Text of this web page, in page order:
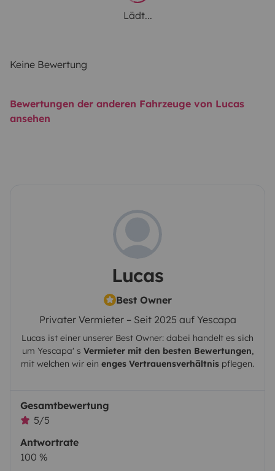
Lädt...
Keine Bewertung
Bewertungen der anderen Fahrzeuge von Lucas
ansehen
Lucas
Best Owner
Privater Vermieter – Seit 2025 auf Yescapa
Lucas ist einer unserer Best Owner: dabei handelt es sich
um Yescapa' s Vermieter mit den besten Bewertungen,
mit welchen wir ein enges Vertrauensverhältnis pflegen.
Gesamtbewertung
5/5
Antwortrate
100 %